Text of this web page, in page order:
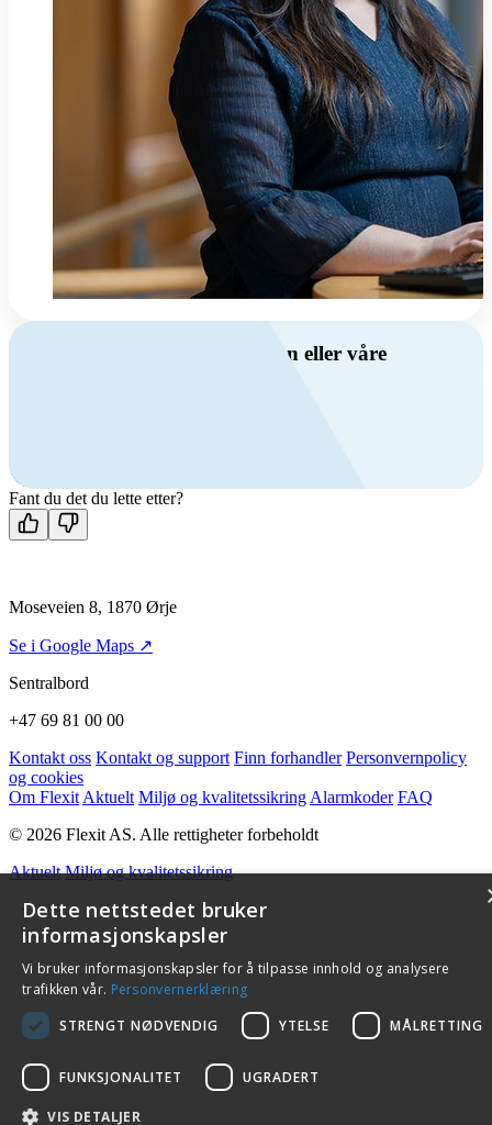
Har du spørsmål om ventilasjon eller våre
Kontakt oss
Fant du det du lette etter?
Moseveien 8, 1870 Ørje
Se i Google Maps ↗
Sentralbord
+47 69 81 00 00
Kontakt oss Kontakt og support Finn forhandler Personvernpolicy
og cookies
Om Flexit Aktuelt Miljø og kvalitetssikring Alarmkoder FAQ
© 2026 Flexit AS. Alle rettigheter forbeholdt
Aktuelt Miljø og kvalitetssikring
Dette nettstedet bruker
informasjonskapsler
Vi bruker informasjonskapsler for å tilpasse innhold og analysere
trafikken vår. Personvernerklæring
STRENGT NØDVENDIG
YTELSE MÅLRETTING
FUNKSJONALITET UGRADERT
VIS DETALJER